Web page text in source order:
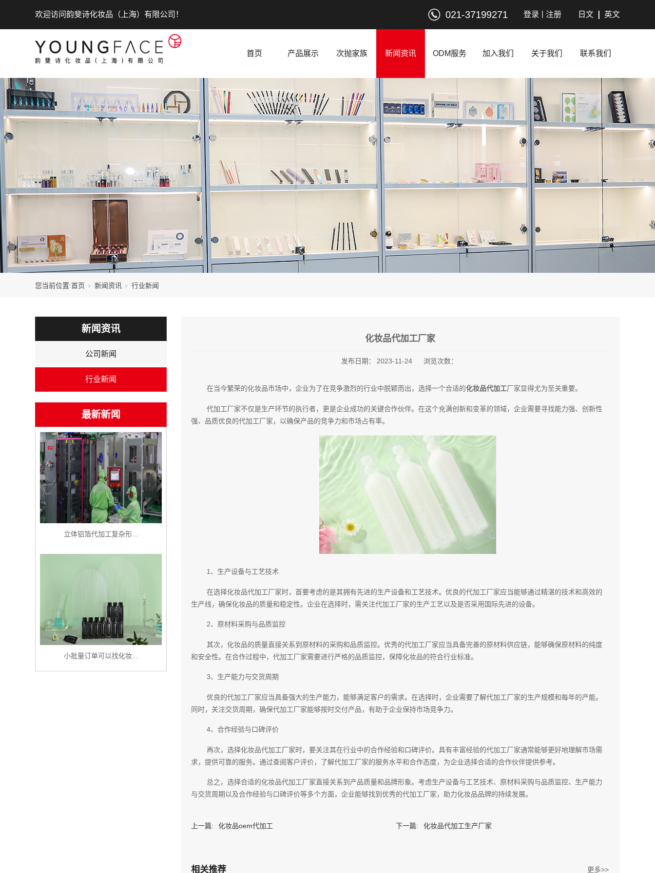
欢迎访问韵斐诗化妆品（上海）有限公司！ 登录 注册
021-37199271 英文
日文
首页 产品展示 次抛家族 新闻资讯 ODM服务 加入我们 关于我们 联系我们
您当前位置:首页 新闻资讯 行业新闻
新闻资讯
公司新闻
行业新闻
最新新闻
立体铝箔代加工复杂形...
小批量订单可以找化妆...
化妆品代加工厂家
发布日期： 2023-11-24 浏览次数：
在当今繁荣的化妆品市场中，企业为了在竞争激烈的行业中脱颖而出，选择一个合适的化妆品代加工厂家显得尤为至关重要。
代加工厂家不仅是生产环节的执行者，更是企业成功的关键合作伙伴。在这个充满创新和变革的领域，企业需要寻找能力强、创新性
强、品质优良的代加工厂家，以确保产品的竞争力和市场占有率。
1、生产设备与工艺技术
在选择化妆品代加工厂家时，首要考虑的是其拥有先进的生产设备和工艺技术。优良的代加工厂家应当能够通过精湛的技术和高效的
生产线，确保化妆品的质量和稳定性。企业在选择时，需关注代加工厂家的生产工艺以及是否采用国际先进的设备。
2、原材料采购与品质监控
其次，化妆品的质量直接关系到原材料的采购和品质监控。优秀的代加工厂家应当具备完善的原材料供应链，能够确保原材料的纯度
和安全性。在合作过程中，代加工厂家需要进行严格的品质监控，保障化妆品的符合行业标准。
3、生产能力与交货周期
优良的代加工厂家应当具备强大的生产能力，能够满足客户的需求。在选择时，企业需要了解代加工厂家的生产规模和每年的产能。
同时，关注交货周期，确保代加工厂家能够按时交付产品，有助于企业保持市场竞争力。
4、合作经验与口碑评价
再次，选择化妆品代加工厂家时，要关注其在行业中的合作经验和口碑评价。具有丰富经验的代加工厂家通常能够更好地理解市场需
求，提供可靠的服务。通过查阅客户评价，了解代加工厂家的服务水平和合作态度，为企业选择合适的合作伙伴提供参考。
总之，选择合适的化妆品代加工厂家直接关系到产品质量和品牌形象。考虑生产设备与工艺技术、原材料采购与品质监控、生产能力
与交货周期以及合作经验与口碑评价等多个方面，企业能够找到优秀的代加工厂家，助力化妆品品牌的持续发展。
上一篇: 化妆品oem代加工 下一篇: 化妆品代加工生产厂家
相关推荐 更多>>